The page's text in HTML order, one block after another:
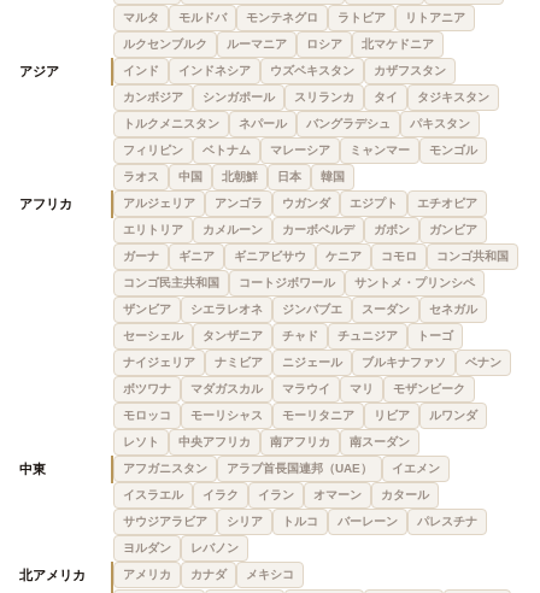
マルタ
モルドバ モンテネグロ ラトビア
リトアニア
ルクセンブルク
ルーマニア ロシア 北マケドニア
アジア インド インドネシア ウズベキスタン
カザフスタン
カンボジア
シンガポール スリランカ タイ
タジキスタン
トルクメニスタン
ネパール バングラデシュ
パキスタン
フィリピン
ベトナム マレーシア ミャンマー
モンゴル
ラオス
中国 北朝鮮 日本 韓国
アフリカ アルジェリア アンゴラ ウガンダ エジプト
エチオピア
エリトリア
カメルーン カーボベルデ ガボン
ガンビア
ガーナ
ギニア ギニアビサウ ケニア コモロ
コンゴ共和国
コンゴ民主共和国
コートジボワール
サントメ・プリンシペ
ザンビア
シエラレオネ ジンバブエ スーダン
セネガル
セーシェル
タンザニア チャド チュニジア
トーゴ
ナイジェリア
ナミビア ニジェール ブルキナファソ
ベナン
ボツワナ
マダガスカル マラウイ マリ
モザンビーク
モロッコ
モーリシャス モーリタニア リビア
ルワンダ
レソト
中央アフリカ 南アフリカ 南スーダン
中東 アフガニスタン アラブ首長国連邦（UAE）
イエメン
イスラエル
イラク イラン オマーン
カタール
サウジアラビア
シリア トルコ バーレーン
パレスチナ
ヨルダン
レバノン
北アメリカ アメリカ カナダ メキシコ